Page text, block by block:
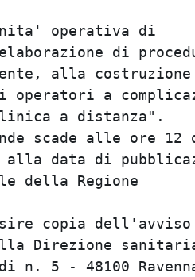
l'Unita'
alla
dati operatori a
clinica
scade
alla data di
Ufficiale
acquisire
alla Direzione
Randi n. 5 -